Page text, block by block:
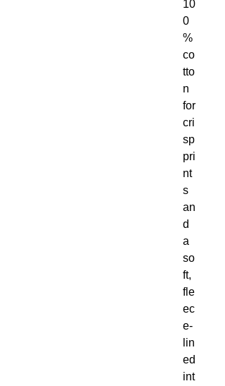
10
0
%
co
tto
n
for
cri
sp
pri
nt
s
an
d
a
so
ft,
fle
ec
e-
lin
ed
int